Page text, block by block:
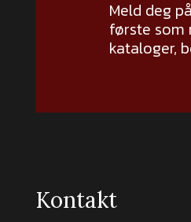
Meld deg
første som
kataloger,
Kontakt